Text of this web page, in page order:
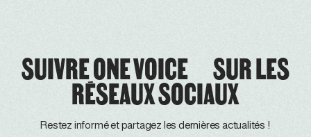
SUIVRE ONE VOICE SUR LES
RÉSEAUX SOCIAUX
Restez informé et partagez les dernières actualités !